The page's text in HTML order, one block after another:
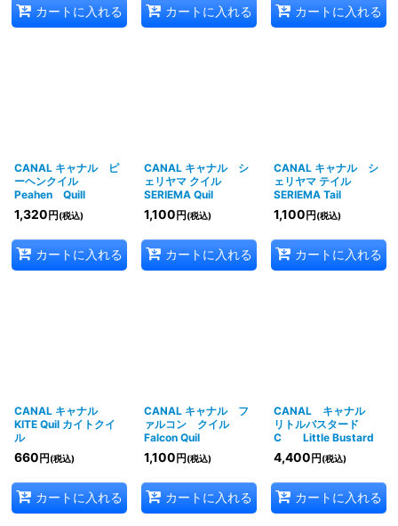
カートに入れる カートに入れる カートに入れる
CANAL キャナル ピ
ーヘンクイル
Peahen Quill
1,320円(税込)
カートに入れる
CANAL キャナル シ
ェリヤマ クイル
SERIEMA Quil
1,100円(税込)
カートに入れる
CANAL キャナル シ
ェリヤマ テイル
SERIEMA Tail
1,100円(税込)
カートに入れる
CANAL キャナル
KITE Quil カイトクイ
ル
660円(税込)
カートに入れる
CANAL キャナル フ
ァルコン クイル
Falcon Quil
1,100円(税込)
カートに入れる
CANAL キャナル
リトルバスタード
C Little Bustard
4,400円(税込)
カートに入れる